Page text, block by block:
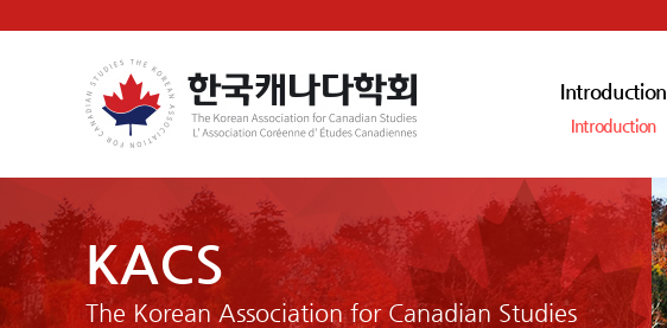
Introduction
Introduction
KACS
The Korean Association for Canadian Studies